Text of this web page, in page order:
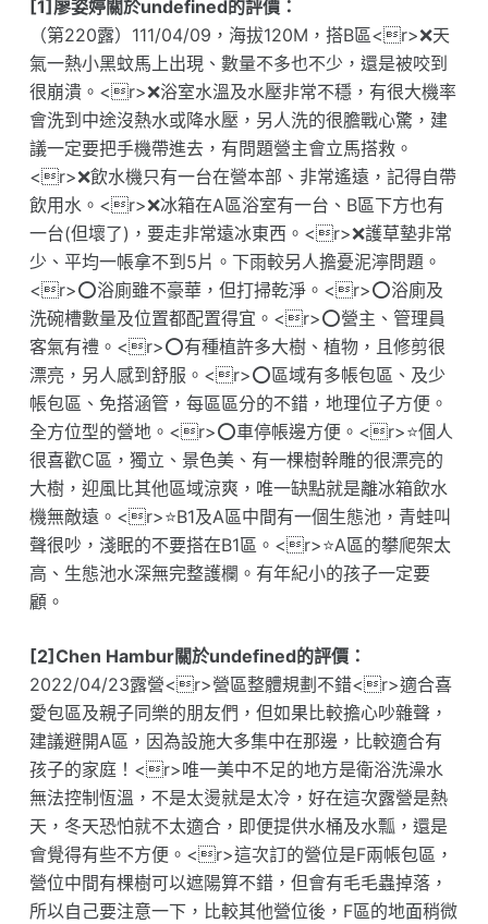
[1]廖姿婷關於undefined的評價：
（第220露）111/04/09，海拔120M，搭B區<r>❌天
氣一熱小黑蚊馬上出現、數量不多也不少，還是被咬到
很崩潰。<r>❌浴室水溫及水壓非常不穩，有很大機率
會洗到中途沒熱水或降水壓，另人洗的很膽戰心驚，建
議一定要把手機帶進去，有問題營主會立馬搭救。
<r>❌飲水機只有一台在營本部、非常遙遠，記得自帶
飲用水。<r>❌冰箱在A區浴室有一台、B區下方也有
一台(但壞了)，要走非常遠冰東西。<r>❌護草墊非常
少、平均一帳拿不到5片。下雨較另人擔憂泥濘問題。
<r>⭕浴廁雖不豪華，但打掃乾淨。<r>⭕浴廁及
洗碗槽數量及位置都配置得宜。<r>⭕營主、管理員
客氣有禮。<r>⭕有種植許多大樹、植物，且修剪很
漂亮，另人感到舒服。<r>⭕區域有多帳包區、及少
帳包區、免搭涵管，每區區分的不錯，地理位子方便。
全方位型的營地。<r>⭕車停帳邊方便。<r>⭐個人
很喜歡C區，獨立、景色美、有一棵樹幹雕的很漂亮的
大樹，迎風比其他區域涼爽，唯一缺點就是離冰箱飲水
機無敵遠。<r>⭐B1及A區中間有一個生態池，青蛙叫
聲很吵，淺眠的不要搭在B1區。<r>⭐A區的攀爬架太
高、生態池水深無完整護欄。有年紀小的孩子一定要
顧。
[2]Chen Hambur關於undefined的評價：
2022/04/23露營<r>營區整體規劃不錯<r>適合喜
愛包區及親子同樂的朋友們，但如果比較擔心吵雜聲，
建議避開A區，因為設施大多集中在那邊，比較適合有
孩子的家庭！<r>唯一美中不足的地方是衛浴洗澡水
無法控制恆溫，不是太燙就是太冷，好在這次露營是熱
天，冬天恐怕就不太適合，即便提供水桶及水瓢，還是
會覺得有些不方便。<r>這次訂的營位是F兩帳包區，
營位中間有棵樹可以遮陽算不錯，但會有毛毛蟲掉落，
所以自己要注意一下，比較其他營位後，F區的地面稍微